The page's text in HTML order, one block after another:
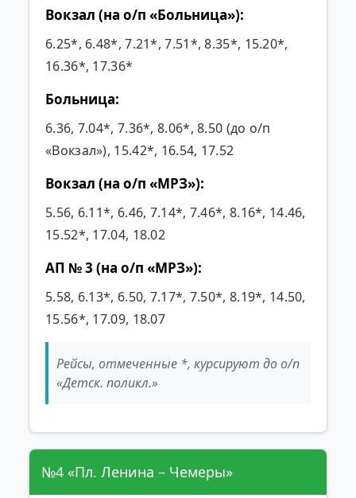
Вокзал (на о/п «Больница»):
6.25*, 6.48*, 7.21*, 7.51*, 8.35*, 15.20*,
16.36*, 17.36*
Больница:
6.36, 7.04*, 7.36*, 8.06*, 8.50 (до о/п
«Вокзал»), 15.42*, 16.54, 17.52
Вокзал (на о/п «МРЗ»):
5.56, 6.11*, 6.46, 7.14*, 7.46*, 8.16*, 14.46,
15.52*, 17.04, 18.02
АП № 3 (на о/п «МРЗ»):
5.58, 6.13*, 6.50, 7.17*, 7.50*, 8.19*, 14.50,
15.56*, 17.09, 18.07
Рейсы, отмеченные *, курсируют до о/п
«Детск. поликл.»
№4 «Пл. Ленина – Чемеры»